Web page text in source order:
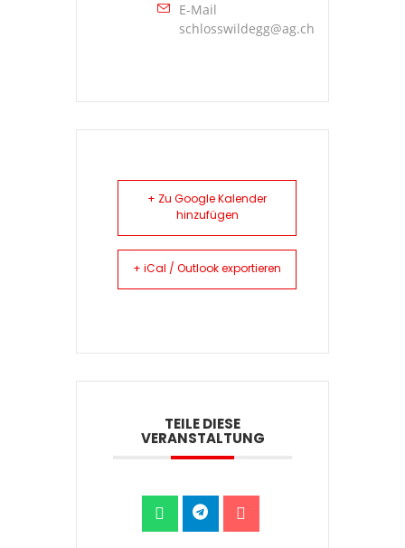
E-Mail
schlosswildegg@ag.ch
+ Zu Google Kalender
hinzufügen
+ iCal / Outlook exportieren
TEILE DIESE
VERANSTALTUNG